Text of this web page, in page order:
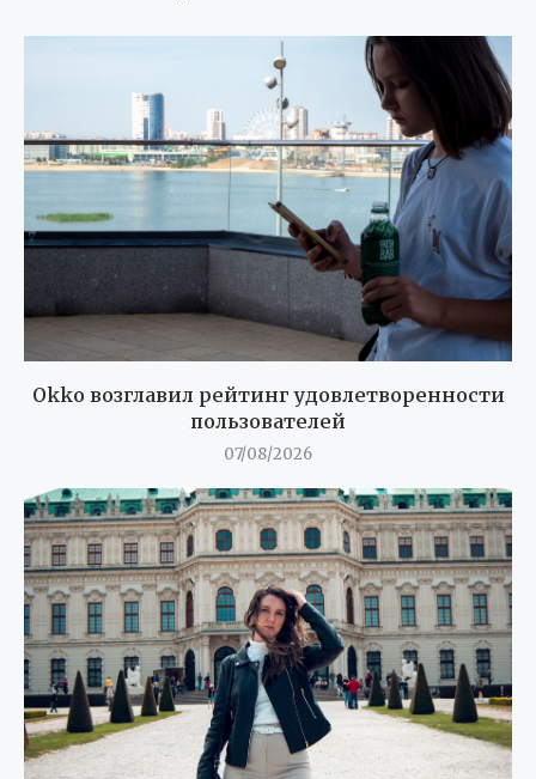
Okko возглавил рейтинг удовлетворенности
пользователей
07/08/2026